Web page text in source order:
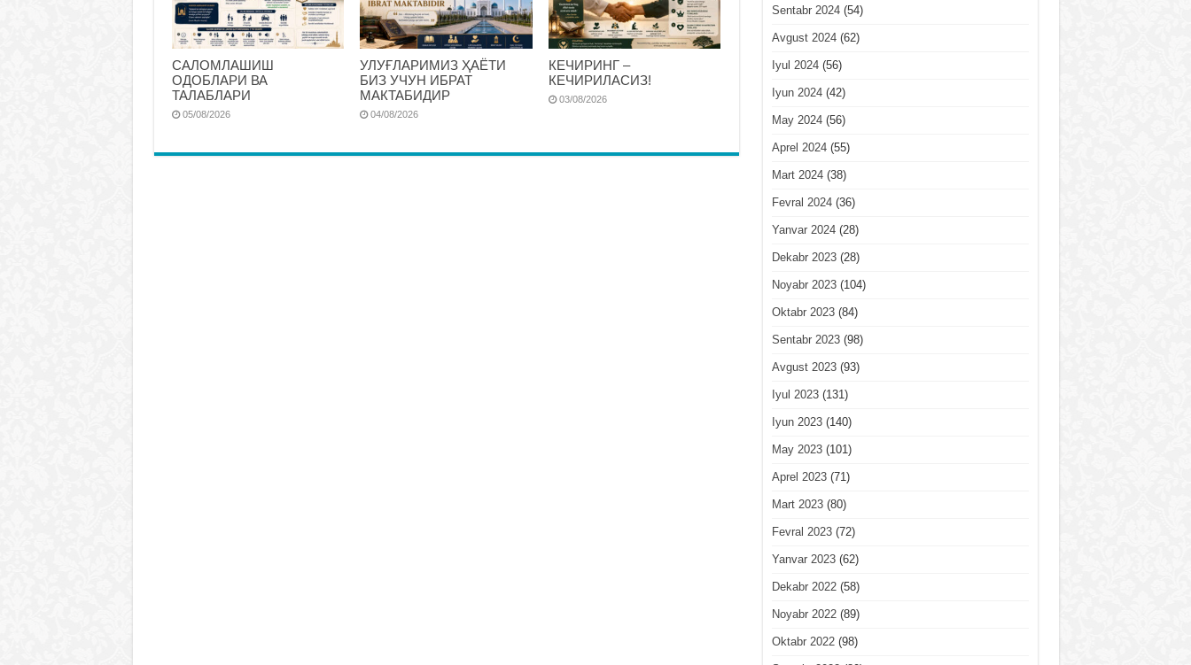
САЛОМЛАШИШ
ОДОБЛАРИ ВА
ТАЛАБЛАРИ
05/08/2026
УЛУҒЛАРИМИЗ ҲАЁТИ
БИЗ УЧУН ИБРАТ
МАКТАБИДИР
04/08/2026
КЕЧИРИНГ –
КЕЧИРИЛАСИЗ!
03/08/2026
Sentabr 2024(54)
Avgust 2024(62)
Iyul 2024(56)
Iyun 2024(42)
May 2024(56)
Aprel 2024(55)
Mart 2024(38)
Fevral 2024(36)
Yanvar 2024(28)
Dekabr 2023(28)
Noyabr 2023(104)
Oktabr 2023(84)
Sentabr 2023(98)
Avgust 2023(93)
Iyul 2023(131)
Iyun 2023(140)
May 2023(101)
Aprel 2023(71)
Mart 2023(80)
Fevral 2023(72)
Yanvar 2023(62)
Dekabr 2022(58)
Noyabr 2022(89)
Oktabr 2022(98)